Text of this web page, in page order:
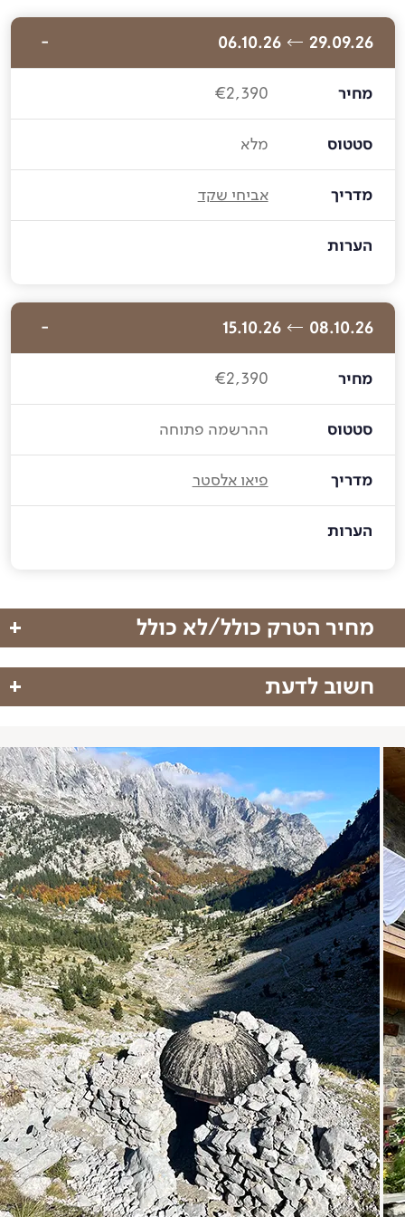
29.09.26
06.10.26
מחיר €2,390
סטטוס מלא
מדריך אביחי שקד
הערות
08.10.26
15.10.26
מחיר €2,390
סטטוס ההרשמה פתוחה
מדריך פיאו אלסטר
הערות
מחיר הטרק כולל/לא כולל
מחיר הטרק כולל
טיסות ישירות של אל על סאן דור
לינה בבתי הארחה משפחתיים
ארוחות מהערב הראשון עד לבוקר ביום האחרון
הדרכה של מדריך ישראלי+מדריך הרים צמוד
הסעות
דמי כניסה לשמורות טבע
תיאומים
ליווי מלא מרגע ההרשמה
טיפ לצוות מקומי
מחיר הטרק אינו כולל
אוכל מלבד המצוין ב'מחיר כולל'
ביטוח נסיעות
שתייה קלה בארוחות
הוצאות אישיות
טיפ למדריך הישראלי
חשוב לדעת
טיסות ישירות לטיראנה עם אל על סאן דור.
טרק נודד בין כפרים עם ציוד על הגב, משקל
מוערך על הגב – 8-9 קילו כולל מים (לא סוחבים ציוד
לינה). בתחילת הטרק נשאיר בבית מלון תיק עם בגדים
נקיים, אותו נפגוש פעם אחת במהלך ימי ההליכה וכך נוכל
להחליף לבגדים נקיים ולהשאיר בו כביסה.
הדרכה:
בטרק ילווה אותנו צוות מקצועי מקומי הכולל 2
מדריכי הרים ונהג.
תנאי הלינה:
לינה בכפרים בבתי ההארחה משפחתיים ונעימים על
בסיס 2-4 בחדר, שם גם נאכל מהתוצרת המקומית.
לילה אחד בהרים נישן בחדרים עם לינה משותפת.
חלק מבתי הארחה מציעים שירותים טובים וחלקם
מציעים שירותים בסיסיים.
הקבוצה:
הטרק מובטח בקבוצה של מעל 11 אנשים ולא
יעלה על 16.
מפגש הכנה:כשבועיים לפני הטרק נקיים מפגש קבוצה
בו נכיר, נעבור על המסלול וניתן מקום לשאלות.
שלבי ההרשמה:הבטחת ההשתתפות בטרק מותנית
בשיחה איתנו על אופי הטרק, ולאחר מכן מילוי טופס
הרשמה בו נדרש תשלום מקדמה באשראי שקלי בלבד.